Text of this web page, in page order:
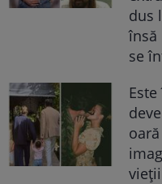
dus
însă
se